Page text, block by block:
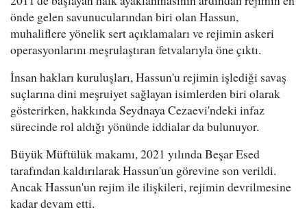
önde gelen savunucularından biri olan Hassun,
muhaliflere yönelik sert açıklamaları ve rejimin askeri
operasyonlarını meşrulaştıran fetvalarıyla öne çıktı.
İnsan hakları kuruluşları, Hassun'u rejimin işlediği savaş
suçlarına dini meşruiyet sağlayan isimlerden biri olarak
gösterirken, hakkında Seydnaya Cezaevi'ndeki infaz
sürecinde rol aldığı yönünde iddialar da bulunuyor.
Büyük Müftülük makamı, 2021 yılında Beşar Esed
tarafından kaldırılarak Hassun'un görevine son verildi.
Ancak Hassun'un rejim ile ilişkileri, rejimin devrilmesine
kadar devam etti.